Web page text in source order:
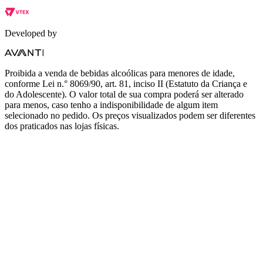
Developed by
Proibida a venda de bebidas alcoólicas para menores de idade,
conforme Lei n.° 8069/90, art. 81, inciso II (Estatuto da Criança e
do Adolescente). O valor total de sua compra poderá ser alterado
para menos, caso tenho a indisponibilidade de algum item
selecionado no pedido. Os preços visualizados podem ser diferentes
dos praticados nas lojas físicas.